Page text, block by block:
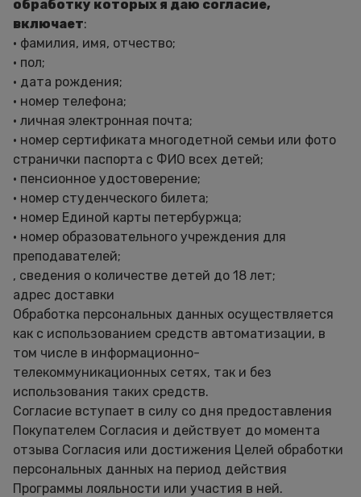
обработку которых я даю согласие,
включает:
• фамилия, имя, отчество;
• пол;
• дата рождения;
• номер телефона;
• личная электронная почта;
• номер сертификата многодетной семьи или фото
странички паспорта с ФИО всех детей;
• пенсионное удостоверение;
• номер студенческого билета;
• номер Единой карты петербуржца;
• номер образовательного учреждения для
преподавателей;
, сведения о количестве детей до 18 лет;
адрес доставки
Обработка персональных данных осуществляется
как с использованием средств автоматизации, в
том числе в информационно-
телекоммуникационных сетях, так и без
использования таких средств.
Согласие вступает в силу со дня предоставления
Покупателем Согласия и действует до момента
отзыва Согласия или достижения Целей обработки
персональных данных на период действия
Программы лояльности или участия в ней.